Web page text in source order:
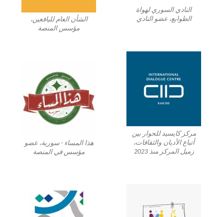
النادي السوري لهواة
الطوابع، عضو النادي
الشأن العام لليافعين،
مؤسس المنصة
مركز كايسيد للحوار بين
أتباع الأديان والثقافات،
زميل المركز منذ 2023
هذا المساء - سورية، عضو
مؤسس في المنصة